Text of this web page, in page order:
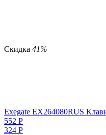
Скидка 41%
Exegate EX264080RUS
552 Р
324 Р